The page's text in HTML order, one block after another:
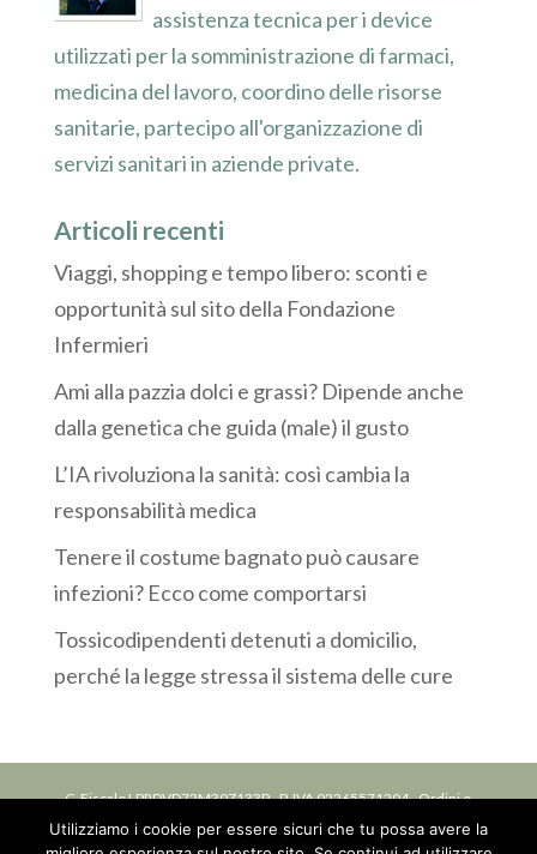
assistenza tecnica per i device
utilizzati per la somministrazione di farmaci,
medicina del lavoro, coordino delle risorse
sanitarie, partecipo all'organizzazione di
servizi sanitari in aziende private.
Articoli recenti
Viaggi, shopping e tempo libero: sconti e
opportunità sul sito della Fondazione
Infermieri
Ami alla pazzia dolci e grassi? Dipende anche
dalla genetica che guida (male) il gusto
L’IA rivoluziona la sanità: così cambia la
responsabilità medica
Tenere il costume bagnato può causare
infezioni? Ecco come comportarsi
Tossicodipendenti detenuti a domicilio,
perché la legge stressa il sistema delle cure
C. Fiscale LPRDVD72M30Z133P - P. IVA 02265571204 - Ordini o
Collegi: Iscrizione ordine delle professioni infermieristiche OPI
Utilizziamo i cookie per essere sicuri che tu possa avere la